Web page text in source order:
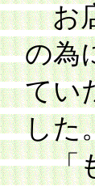
お店
の為
てい
した
「も